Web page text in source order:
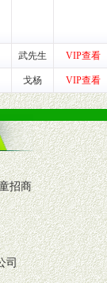
供活动策划，物料
国性投放，扩大产
国性投放，扩大产
经营权益。
情况派人员驻地指
政策，充分保证经
销商合作零风险。
帮助经销商启动和
经营中，充分了
和准确的后勤配送
儿童产品品类，
武先生 VIP查看
戈杨 VIP查看
招商
司